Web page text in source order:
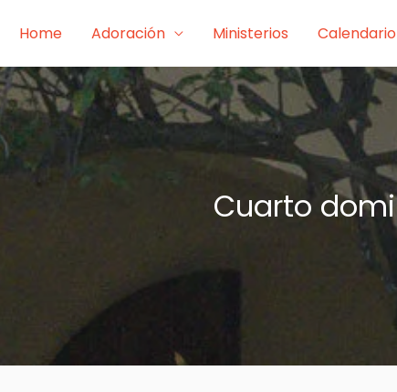
Home Adoración Ministerios
Cuarto